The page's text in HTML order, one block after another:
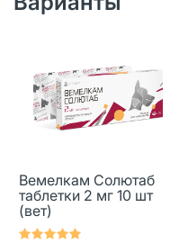
Вемелкам Солютаб
таблетки 2 мг 10 шт
(вет)